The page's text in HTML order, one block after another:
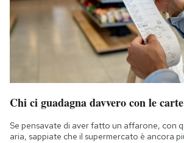
Chi ci guadagna davvero con le
Se pensavate di aver fatto un affarone, con
aria, sappiate che il supermercato è ancora